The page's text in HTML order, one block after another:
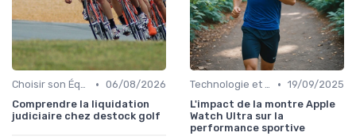
Choisir son Équipement Sportif • 06/08/2026
Comprendre la liquidation
judiciaire chez destock golf
Technologie et Gadgets de Sport • 19/09/2025
L'impact de la montre Apple
Watch Ultra sur la
performance sportive